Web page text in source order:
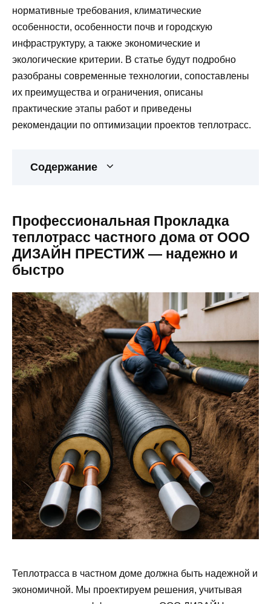
нормативные требования, климатические
особенности, особенности почв и городскую
инфраструктуру, а также экономические и
экологические критерии. В статье будут подробно
разобраны современные технологии, сопоставлены
их преимущества и ограничения, описаны
практические этапы работ и приведены
рекомендации по оптимизации проектов теплотрасс.
Содержание
Профессиональная Прокладка
теплотрасс частного дома от ООО
ДИЗАЙН ПРЕСТИЖ — надежно и
быстро
Теплотрасса в частном доме должна быть надежной и
экономичной. Мы проектируем решения, учитывая